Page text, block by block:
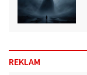
REKLAM